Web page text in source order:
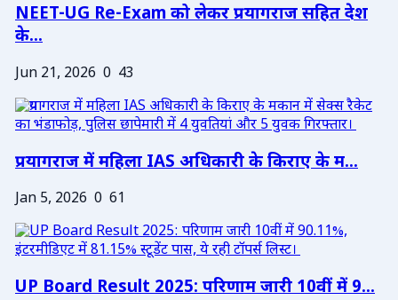
NEET-UG Re-Exam को लेकर प्रयागराज सहित देश
के...
Jun 21, 2026 0 43
प्रयागराज में महिला IAS अधिकारी के किराए के म...
Jan 5, 2026 0 61
UP Board Result 2025: परिणाम जारी 10वीं में 9...